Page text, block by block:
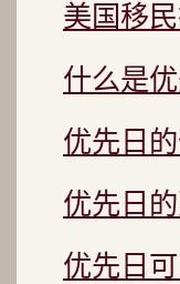
美国移
什么是优
优先日
优先日
优先日